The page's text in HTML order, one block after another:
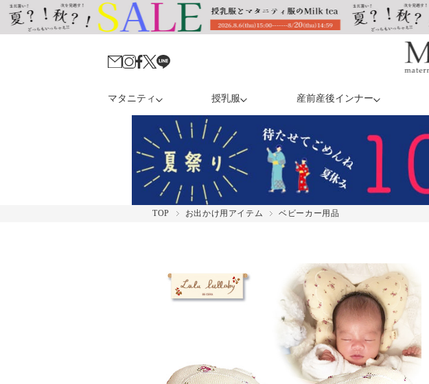
マタニティ 授乳服 産前産後インナー
TOP お出かけ用アイテム ベビーカー用品